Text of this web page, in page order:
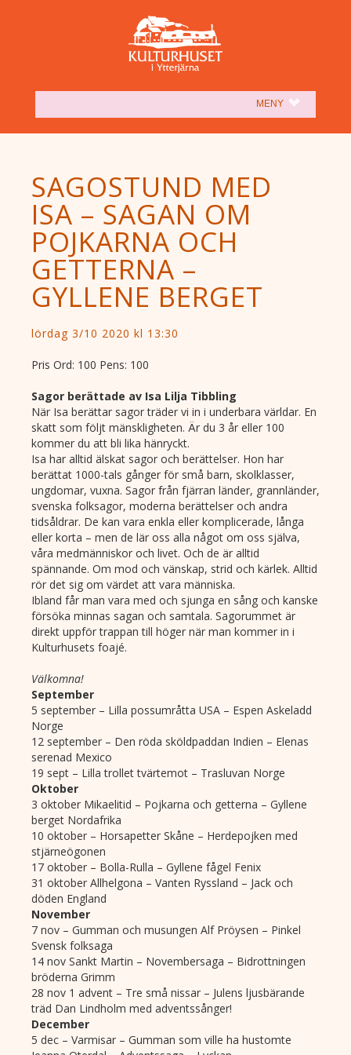
MENY (SHOW)
SAGOSTUND MED
ISA – SAGAN OM
POJKARNA OCH
GETTERNA –
GYLLENE BERGET
lördag 3/10 2020 kl 13:30
Pris Ord: 100 Pens: 100
Sagor berättade av Isa Lilja Tibbling
När Isa berättar sagor träder vi in i underbara världar. En
skatt som följt mänskligheten. Är du 3 år eller 100
kommer du att bli lika hänryckt.
Isa har alltid älskat sagor och berättelser. Hon har
berättat 1000-tals gånger för små barn, skolklasser,
ungdomar, vuxna. Sagor från fjärran länder, grannländer,
svenska folksagor, moderna berättelser och andra
tidsåldrar. De kan vara enkla eller komplicerade, långa
eller korta – men de lär oss alla något om oss själva,
våra medmänniskor och livet. Och de är alltid
spännande. Om mod och vänskap, strid och kärlek. Alltid
rör det sig om värdet att vara människa.
Ibland får man vara med och sjunga en sång och kanske
försöka minnas sagan och samtala. Sagorummet är
direkt uppför trappan till höger när man kommer in i
Kulturhusets foajé.
Välkomna!
September
5 september – Lilla possumråtta USA – Espen Askeladd
Norge
12 september – Den röda sköldpaddan Indien – Elenas
serenad Mexico
19 sept – Lilla trollet tvärtemot – Trasluvan Norge
Oktober
3 oktober Mikaelitid – Pojkarna och getterna – Gyllene
berget Nordafrika
10 oktober – Horsapetter Skåne – Herdepojken med
stjärneögonen
17 oktober – Bolla-Rulla – Gyllene fågel Fenix
31 oktober Allhelgona – Vanten Ryssland – Jack och
döden England
November
7 nov – Gumman och musungen Alf Pröysen – Pinkel
Svensk folksaga
14 nov Sankt Martin – Novembersaga – Bidrottningen
bröderna Grimm
28 nov 1 advent – Tre små nissar – Julens ljusbärande
träd Dan Lindholm med adventssånger!
December
5 dec – Varmisar – Gumman som ville ha hustomte